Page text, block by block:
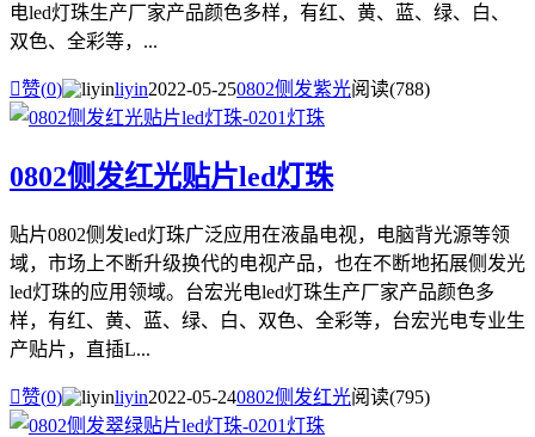
电led灯珠生产厂家产品颜色多样，有红、黄、蓝、绿、白、
双色、全彩等，...
赞(0) liyin2022-05-250802侧发紫光阅读(788)
0802侧发红光贴片led灯珠
贴片0802侧发led灯珠广泛应用在液晶电视，电脑背光源等领
域，市场上不断升级换代的电视产品，也在不断地拓展侧发光
led灯珠的应用领域。台宏光电led灯珠生产厂家产品颜色多
样，有红、黄、蓝、绿、白、双色、全彩等，台宏光电专业生
产贴片，直插L...
赞(0) liyin2022-05-240802侧发红光阅读(795)